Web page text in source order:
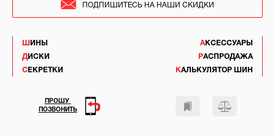
ШИНЫ
ДИСКИ
СЕКРЕТКИ
АКСЕССУАРЫ
РАСПРОДАЖА
КАЛЬКУЛЯТОР ШИН
ПОДПИШИТЕСЬ НА НАШИ СКИДКИ
ПРОШУ
ПОЗВОНИТЬ